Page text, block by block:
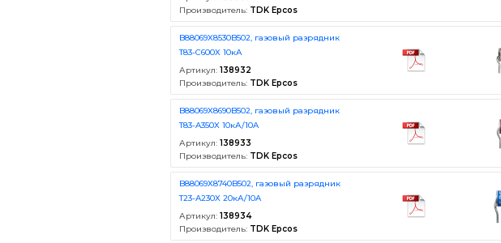
Производитель: TDK Epcos
B88069X8530B502, газовый разрядник
T83-C600X 10кА
Артикул: 138932
Производитель: TDK Epcos
B88069X8690B502, газовый разрядник
T83-A350X 10кА/10A
Артикул: 138933
Производитель: TDK Epcos
B88069X8740B502, газовый разрядник
T23-A230X 20кА/10A
Артикул: 138934
Производитель: TDK Epcos